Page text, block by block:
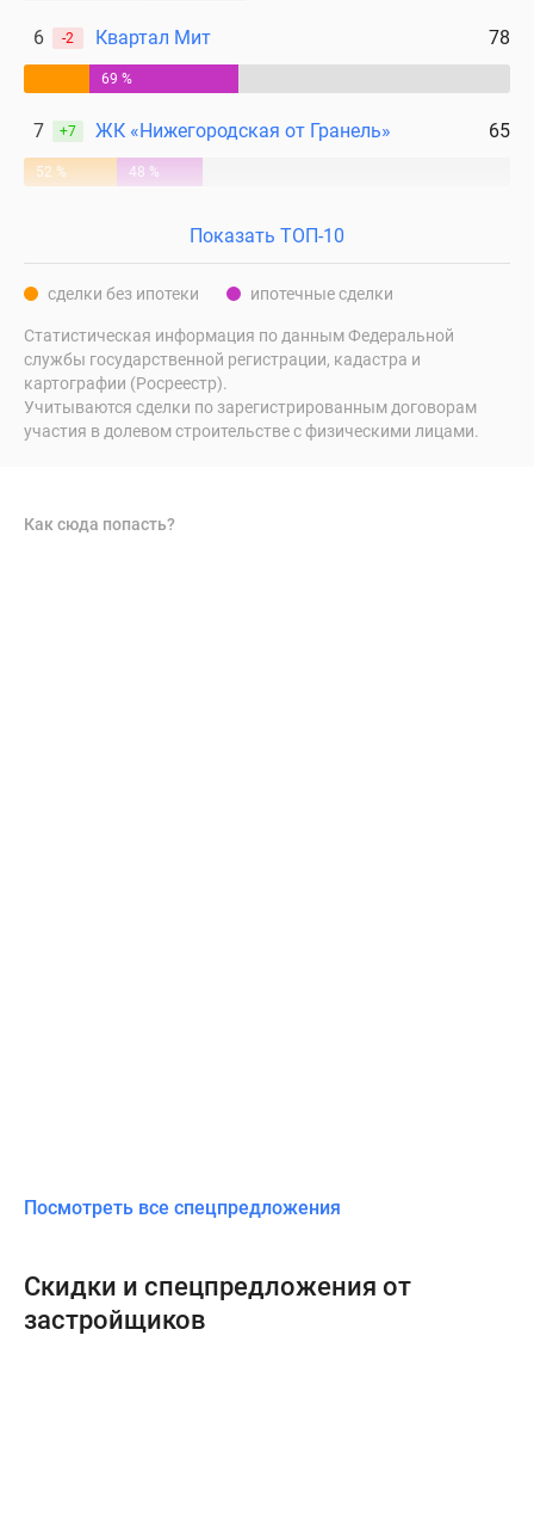
ипотеку
Бизнес-
Скидки
6 -2 Квартал Мит 78
69 %
7 +7 ЖК «Нижегородская от Гранель» 65
52 % 48 %
Показать ТОП-10
сделки без ипотеки ипотечные сделки
Статистическая информация по данным Федеральной
службы государственной регистрации, кадастра и
картографии (Росреестр).
Учитываются сделки по зарегистрированным договорам
участия в долевом строительстве с физическими лицами.
Как сюда попасть?
Посмотреть все спецпредложения
Скидки и спецпредложения от
застройщиков